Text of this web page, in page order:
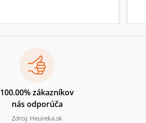
100.00% zákazníkov
nás odporúča
Zdroj: Heureka.sk